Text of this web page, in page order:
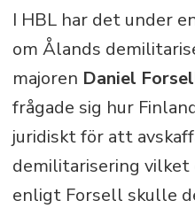
I HBL har det under
om Ålands
majoren Daniel
frågade sig hur
juridiskt för att
demilitarisering vilket
enligt Forsell skulle